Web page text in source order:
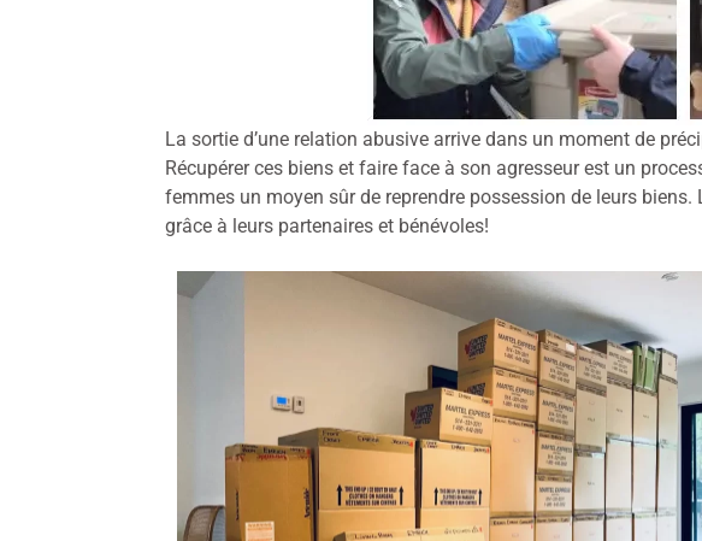
La sortie d’une relation abusive arrive dans un moment de
Récupérer ces biens et faire face à son agresseur est un
femmes un moyen sûr de reprendre possession de leurs
grâce à leurs partenaires et bénévoles!